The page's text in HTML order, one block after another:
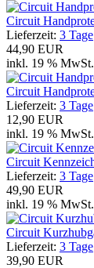
Circuit
Lieferzeit: 3 Tage
44,90 EUR
inkl. 19 %
Circuit
Lieferzeit: 3 Tage
12,90 EUR
inkl. 19 %
Circuit
Lieferzeit: 3 Tage
49,90 EUR
inkl. 19 %
Circuit
Lieferzeit: 3 Tage
39,90 EUR